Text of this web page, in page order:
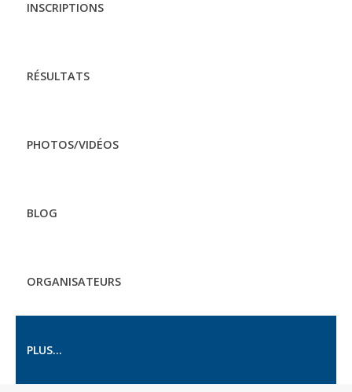
INSCRIPTIONS
RÉSULTATS
PHOTOS/VIDÉOS
BLOG
ORGANISATEURS
PLUS...